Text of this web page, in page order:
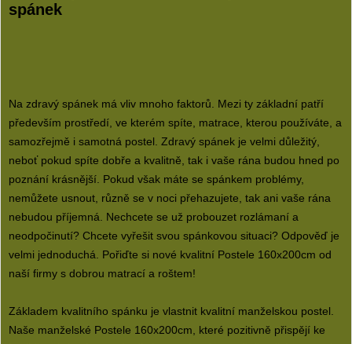
spánek
Na zdravý spánek má vliv mnoho faktorů. Mezi ty základní patří
především prostředí, ve kterém spíte, matrace, kterou používáte, a
samozřejmě i samotná postel. Zdravý spánek je velmi důležitý,
neboť pokud spíte dobře a kvalitně, tak i vaše rána budou hned po
poznání krásnější. Pokud však máte se spánkem problémy,
nemůžete usnout, různě se v noci přehazujete, tak ani vaše rána
nebudou příjemná. Nechcete se už probouzet rozlámaní a
neodpočinutí? Chcete vyřešit svou spánkovou situaci? Odpověď je
velmi jednoduchá. Pořiďte si nové kvalitní Postele 160x200cm od
naší firmy s dobrou matrací a roštem!
Základem kvalitního spánku je vlastnit kvalitní manželskou postel.
Naše manželské Postele 160x200cm, které pozitivně přispějí ke